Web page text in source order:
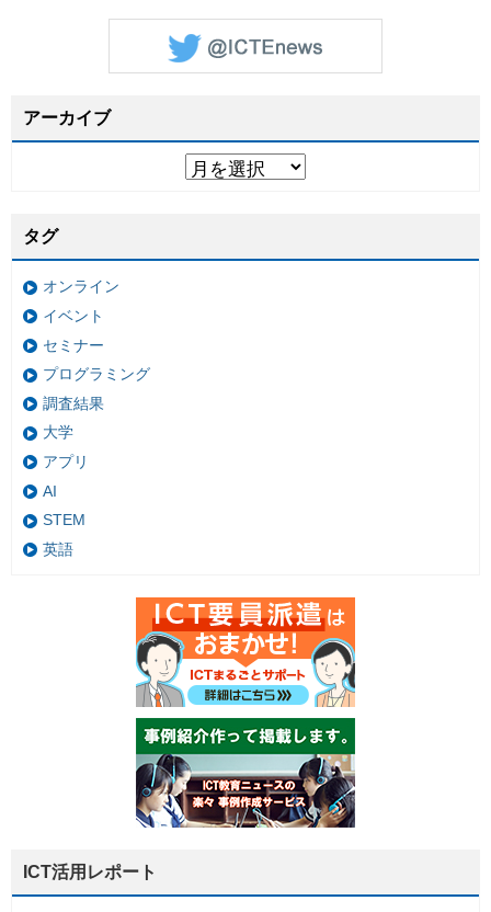
アーカイブ
タグ
オンライン
イベント
セミナー
プログラミング
調査結果
大学
アプリ
AI
STEM
英語
ICT活用レポート